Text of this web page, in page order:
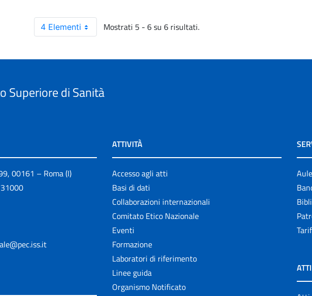
4 Elementi Mostrati 5 - 6 su 6 risultati.
Superiore di Sanità
00161 – Roma (I)
ATTIVITÀ
Accesso agli atti
Basi di dati
Collaborazioni internazionali
Comitato Etico Nazionale
Eventi
Formazione
Laboratori di riferimento
Linee guida
Organismo Notificato
Aule